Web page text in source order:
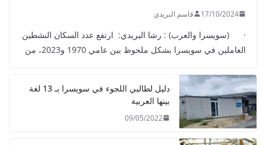
17/10/2024 قاسم البريدي
· (سويسرا والعرب) : رشا البريدي: ارتفع عدد السكان النشطين
العاملين في سويسرا بشكل ملحوظ بين عامي 1970 و2023، من
دليل لطالبي اللجوء في سويسرا بـ 13 لغة
بينها العربية
09/05/2022